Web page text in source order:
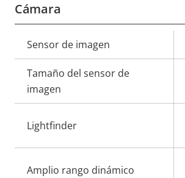
Cámara
Descripción
de
propiedad
la
propiedad
Sensor de imagen
Tamaño del sensor de
imagen
Lightfinder
Amplio rango dinámico